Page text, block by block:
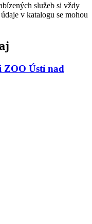
služeb si vždy
v katalogu se mohou
ZOO Ústí nad